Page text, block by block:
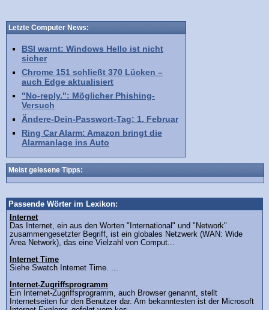
Letzte Computer News:
BSI warnt: Windows Hello ist nicht
sicher
Chrome 151 schließt 370 Lücken –
auch Edge aktualisiert
"No-reply.": Möglicher Phishing-
Versuch
Ändere-Dein-Passwort-Tag: 1. Februar
Ring Car Alarm: Amazon bringt die
Alarmanlage ins Auto
Meist gelesene Tipps:
Passende Wörter im Lexikon:
Internet
Das Internet, ein aus den Worten "International" und "Network"
zusammengesetzter Begriff, ist ein globales Netzwerk (WAN: Wide
Area Network), das eine Vielzahl von Comput...
Internet Time
Siehe Swatch Internet Time. ...
Internet-Zugriffsprogramm
Ein Internet-Zugriffsprogramm, auch Browser genannt, stellt
Internetseiten für den Benutzer dar. Am bekanntesten ist der Microsoft